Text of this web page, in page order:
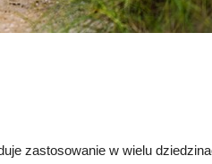
zastosowanie w wielu